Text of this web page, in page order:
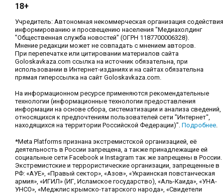
18+
Учредитель: Автономная некоммерческая организация содействия
информированию и просвещению населения "Медиахолдинг
"Общественная служба новостей" (ОГРН 1187700006328).
Мнение редакции может не совпадать с мнением авторов.
При перепечатке или цитировании материалов сайта
Goloskavkaza.com ссылка на источник обязательна, при
использовании в Интернет-изданиях и на сайтах обязательна
прямая гиперссылка на сайт Goloskavkaza.com.
На информационном ресурсе применяются рекомендательные
технологии (информационные технологии предоставления
информации на основе сбора, систематизации и анализа сведений,
относящихся к предпочтениям пользователей сети "Интернет",
находящихся на территории Российской Федерации)". Подробнее.
*Meta Platforms признана экстремистской организацией, её
деятельность в России запрещена, а также принадлежащие ей
социальные сети Facebook и Instagram так же запрещены в России.
Экстремистские и террористические организации, запрещенные в
РФ: «АУЕ», «Правый сектор», «Азов», «Украинская повстанческая
армия», «ИГИЛ» (ИГ, Исламское государство), «Аль-Каида», «УНА-
УНСО», «Меджлис крымско-татарского народа», «Свидетели